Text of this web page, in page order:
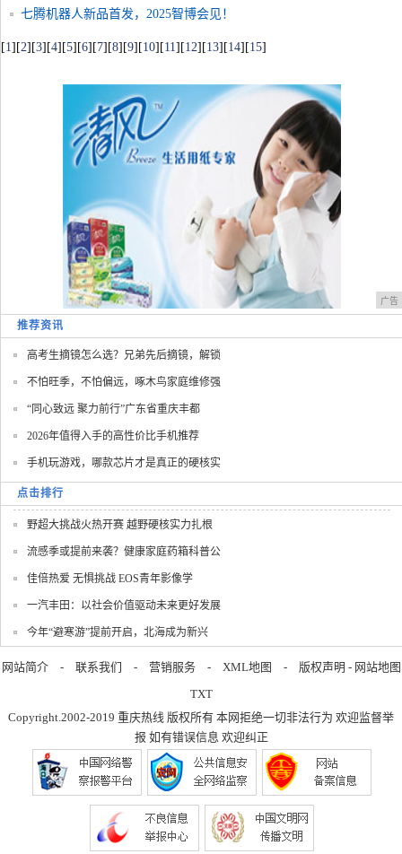
七腾机器人新品首发，2025智博会见！
[1] [2] [3] [4] [5] [6] [7] [8] [9] [10] [11] [12] [13] [14] [15]
广告
推荐资讯
高考生摘镜怎么选？兄弟先后摘镜，解锁
不怕旺季，不怕偏远，啄木鸟家庭维修强
“同心致远 聚力前行”广东省重庆丰都
2026年值得入手的高性价比手机推荐
手机玩游戏，哪款芯片才是真正的硬核实
点击排行
野超大挑战火热开赛 越野硬核实力扎根
流感季或提前来袭？健康家庭药箱科普公
佳倍热爱 无惧挑战 EOS青年影像学
一汽丰田：以社会价值驱动未来更好发展
今年“避寒游”提前开启，北海成为新兴
网站简介- 联系我们 - 营销服务- XML地图 - 版权声明 - 网站地图
TXT
Copyright.2002-2019 重庆热线 版权所有 本网拒绝一切非法行为 欢迎监督举
报 如有错误信息 欢迎纠正